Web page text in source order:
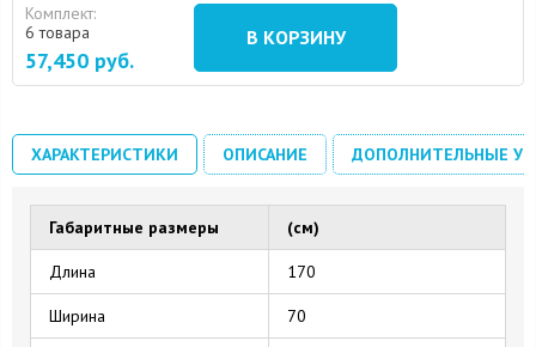
Комплект:
6 товара
57,450 руб.
В КОРЗИНУ
ХАРАКТЕРИСТИКИ ОПИСАНИЕ ДОПОЛНИТЕЛЬНЫЕ
Габаритные размеры (см)
Длина 170
Ширина 70